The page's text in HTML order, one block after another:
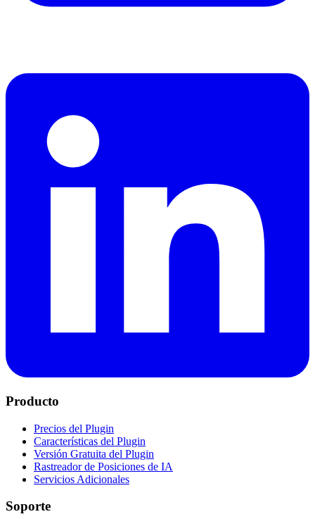
Producto
Precios del Plugin
Características del Plugin
Versión Gratuita del Plugin
Rastreador de Posiciones de IA
Servicios Adicionales
Soporte